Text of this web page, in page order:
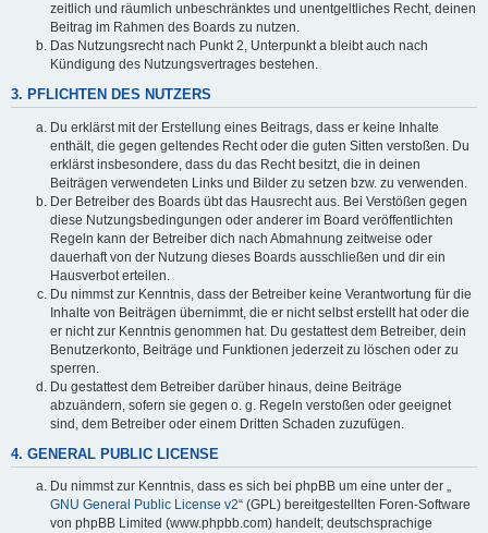
zeitlich und räumlich unbeschränktes und unentgeltliches Recht, deinen
Beitrag im Rahmen des Boards zu nutzen.
Das Nutzungsrecht nach Punkt 2, Unterpunkt a bleibt auch nach
Kündigung des Nutzungsvertrages bestehen.
3. PFLICHTEN DES NUTZERS
Du erklärst mit der Erstellung eines Beitrags, dass er keine Inhalte
enthält, die gegen geltendes Recht oder die guten Sitten verstoßen. Du
erklärst insbesondere, dass du das Recht besitzt, die in deinen
Beiträgen verwendeten Links und Bilder zu setzen bzw. zu verwenden.
Der Betreiber des Boards übt das Hausrecht aus. Bei Verstößen gegen
diese Nutzungsbedingungen oder anderer im Board veröffentlichten
Regeln kann der Betreiber dich nach Abmahnung zeitweise oder
dauerhaft von der Nutzung dieses Boards ausschließen und dir ein
Hausverbot erteilen.
Du nimmst zur Kenntnis, dass der Betreiber keine Verantwortung für die
Inhalte von Beiträgen übernimmt, die er nicht selbst erstellt hat oder die
er nicht zur Kenntnis genommen hat. Du gestattest dem Betreiber, dein
Benutzerkonto, Beiträge und Funktionen jederzeit zu löschen oder zu
sperren.
Du gestattest dem Betreiber darüber hinaus, deine Beiträge
abzuändern, sofern sie gegen o. g. Regeln verstoßen oder geeignet
sind, dem Betreiber oder einem Dritten Schaden zuzufügen.
4. GENERAL PUBLIC LICENSE
Du nimmst zur Kenntnis, dass es sich bei phpBB um eine unter der „
GNU General Public License v2“ (GPL) bereitgestellten Foren-Software
von phpBB Limited (www.phpbb.com) handelt; deutschsprachige